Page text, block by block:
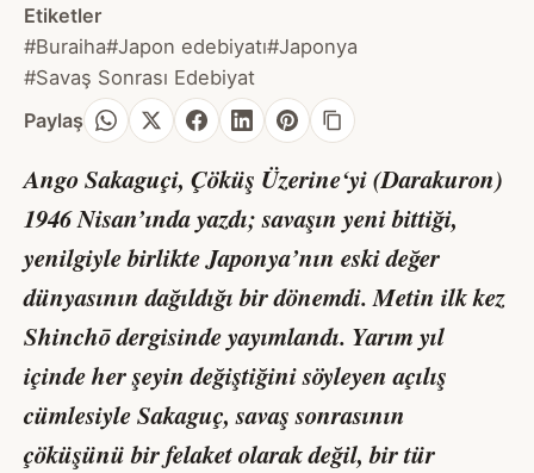
Etiketler
#Buraiha#Japon edebiyatı#Japonya
#Savaş Sonrası Edebiyat
Paylaş
Ango Sakaguçi, Çöküş Üzerine‘yi (Darakuron)
1946 Nisan’ında yazdı; savaşın yeni bittiği,
yenilgiyle birlikte Japonya’nın eski değer
dünyasının dağıldığı bir dönemdi. Metin ilk kez
Shinchō dergisinde yayımlandı. Yarım yıl
içinde her şeyin değiştiğini söyleyen açılış
cümlesiyle Sakaguç, savaş sonrasının
çöküşünü bir felaket olarak değil, bir tür